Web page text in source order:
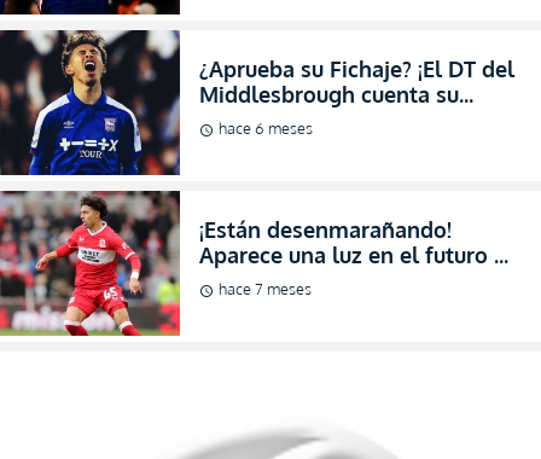
¿Aprueba su Fichaje? ¡El DT del
Middlesbrough cuenta su
verdad sobre Jeremy
Sarmiento! (ENTREVISTA)
schedule hace 6 meses
¡Están desenmarañando!
Aparece una luz en el futuro de
Jeremy Sarmiento tras fracaso
en Cremonese (FOTO)
schedule hace 7 meses